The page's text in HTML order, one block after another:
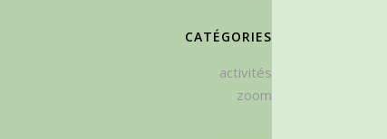
CATÉGORIES
activités
zoom